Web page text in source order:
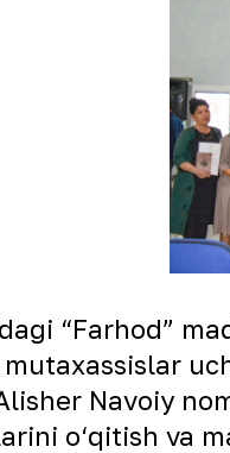
“Farhod”
Navoiy
o‘qitish va